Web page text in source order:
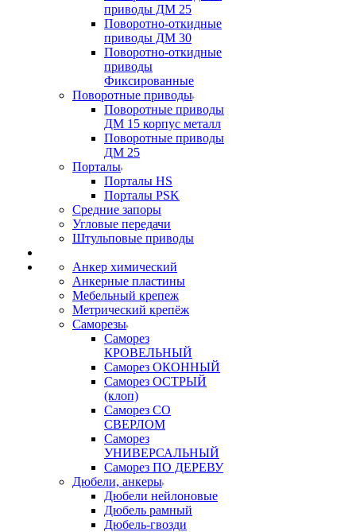
приводы ДМ 25
Поворотно-откидные
приводы ДМ 30
Поворотно-откидные
приводы
Фиксированные
Поворотные приводы
Поворотные приводы
ДМ 15 корпус металл
Поворотные приводы
ДМ 25
Порталы
Порталы HS
Порталы PSK
Средние запоры
Угловые передачи
Штульповые приводы
Анкер химический
Анкерные пластины
Мебельный крепеж
Метрический крепёж
Саморезы
Саморез
КРОВЕЛЬНЫЙ
Саморез ОКОННЫЙ
Саморез ОСТРЫЙ
(клоп)
Саморез СО
СВЕРЛОМ
Саморез
УНИВЕРСАЛЬНЫЙ
Саморез ПО ДЕРЕВУ
Дюбели, анкеры
Дюбели нейлоновые
Дюбель рамный
Дюбель-гвозди